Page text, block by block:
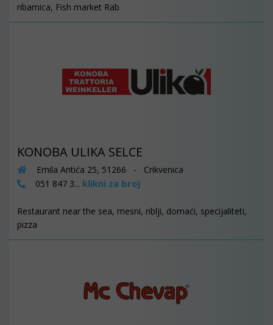
ribarnica, Fish market Rab
KONOBA ULIKA SELCE
Emila Antića 25, 51266 - Crikvenica
051 847 3... klikni za broj
Restaurant near the sea, mesni, riblji, domaći, specijaliteti,
pizza